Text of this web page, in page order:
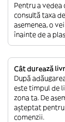
Pentru a vedea
consultă taxa
asemenea, o
înainte de a
Cât durează
După
este timpul de
zona ta. De
așteptat pentru
comenzii.